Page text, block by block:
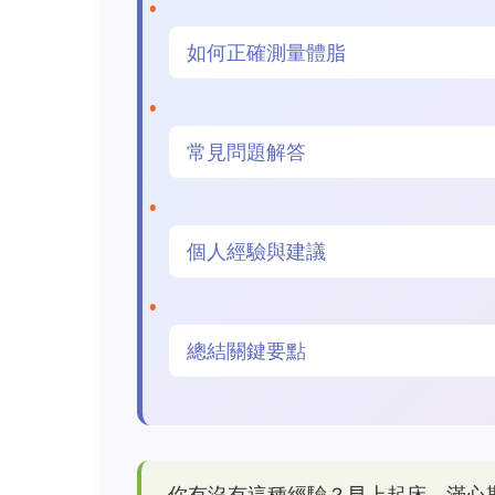
如何正確測量體脂
常見問題解答
個人經驗與建議
總結關鍵要點